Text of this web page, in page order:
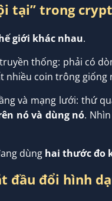
tại” trong
giới khác nhau.
thống: phải có
nhiều coin trông
và mạng lưới: thứ
nó và dùng nó.
dùng hai thước đo
đầu đổi hình